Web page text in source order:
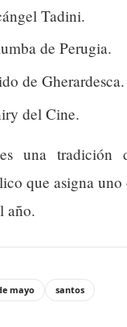
Tadini.
de Perugia.
de Gherardesca.
del Cine.
una tradición
que asigna uno
año.
mayo santos